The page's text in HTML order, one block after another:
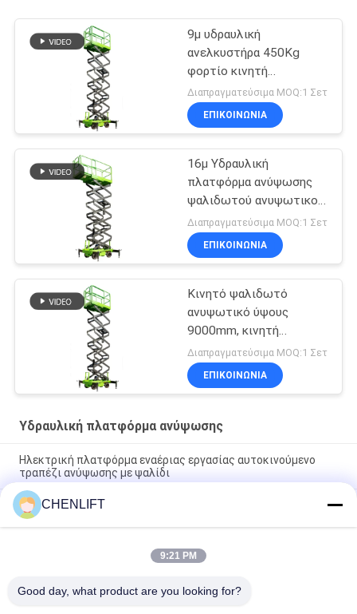
9μ υδραυλική
ανελκυστήρα 450Kg
φορτίο κινητή
ανελκυστήρα ψαλίδι
Διαπραγματεύσιμα MOQ:1 Σετ
ΕΠΙΚΟΙΝΩΝΙΑ
16μ Υδραυλική
πλατφόρμα ανύψωσης
ψαλιδωτού ανυψωτικού
μηχανήματος με
επεκτεινόμενη
πλατφόρμα
Διαπραγματεύσιμα MOQ:1 Σετ
ΕΠΙΚΟΙΝΩΝΙΑ
Κινητό ψαλιδωτό
ανυψωτικό ύψους
9000mm, κινητή
υδραυλική πλατφόρμα
ανύψωσης για καθαρισμό
Διαπραγματεύσιμα MOQ:1 Σετ
ΕΠΙΚΟΙΝΩΝΙΑ
Υδραυλική πλατφόρμα ανύψωσης
Ηλεκτρική πλατφόρμα εναέριας εργασίας αυτοκινούμενο
τραπέζι ανύψωσης με ψαλίδι
10m Υδραυλική πλατφόρμα ανύψωσης Ηλεκτρική
αυτοκινούμενη ανύψωση με ψαλίδι με πλατφόρμα επέκτασης
450Kg φόρτωση
Υδραυλική πλατφόρμα ανύψωσης 10 μέτρων, αλουμινίου,
CHENLIFT
9:21 PM
Good day, what product are you looking for?